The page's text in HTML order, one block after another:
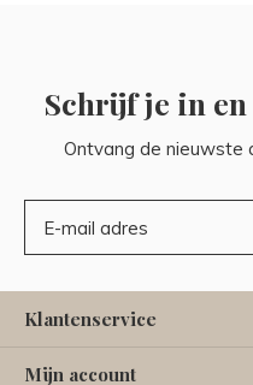
Schrijf je in
Ontvang de nieuwste
Klantenservice
Mijn account